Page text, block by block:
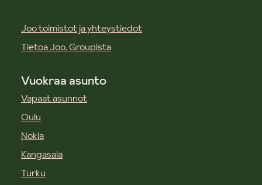
Joo toimistot ja yhteystiedot
Tietoa Joo. Groupista
Vuokraa asunto
Vapaat asunnot
Oulu
Nokia
Kangasala
Turku